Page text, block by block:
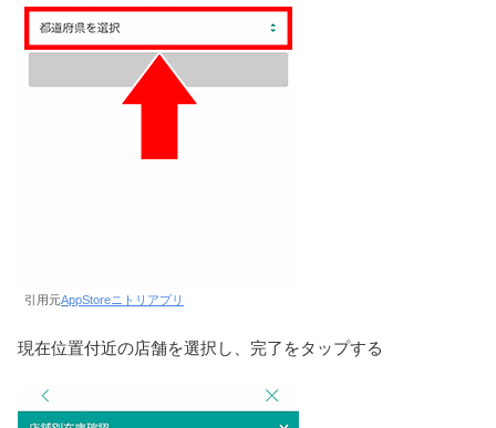
引用元AppStoreニトリアプリ
現在位置付近の店舗を選択し、完了をタップする